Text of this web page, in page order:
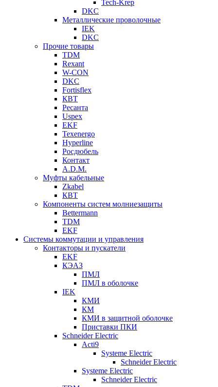
Tech-Krep
DKC
Металлические проволочные
IEK
DKC
Прочие товары
TDM
Rexant
W-CON
DKC
Fortisflex
КВТ
Ресанта
Uspex
EKF
Texenergo
Hyperline
Росдюбель
Контакт
A.D.M.
Муфты кабельные
Zkabel
КВТ
Компоненты систем молниезащиты
Bettermann
TDM
EKF
Системы коммутации и управления
Контакторы и пускатели
EKF
КЭАЗ
ПМЛ
ПМЛ в оболочке
IEK
КМИ
КМ
КМИ в защитной оболочке
Приставки ПКИ
Schneider Electric
Acti9
Systeme Electric
Schneider Electric
Systeme Electric
Schneider Electric